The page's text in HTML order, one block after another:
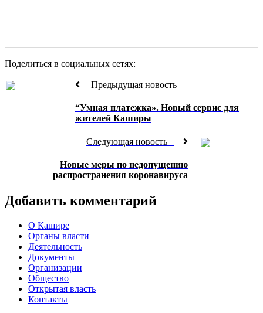
Поделиться в социальных сетях:
Предыдущая новость
“Умная платежка». Новый сервис для
жителей Каширы
Следующая новость
Новые меры по недопущению
распространения коронавируса
Добавить комментарий
О Кашире
Органы власти
Деятельность
Документы
Организации
Общество
Открытая власть
Контакты